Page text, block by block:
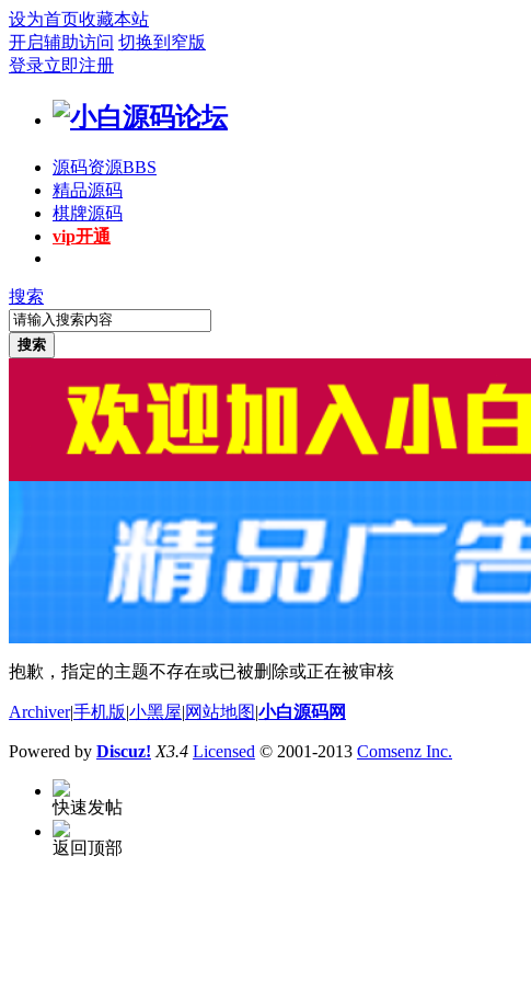
设为首页收藏本站
开启辅助访问 切换到窄版
登录立即注册
源码资源BBS
精品源码
棋牌源码
vip开通
搜索
搜索
抱歉，指定的主题不存在或已被删除或正在被审核
Archiver|手机版 小黑屋 网站地图 小白源码网
Powered by Discuz! X3.4 Licensed © 2001-2013 Comsenz Inc.
快速发帖
返回顶部